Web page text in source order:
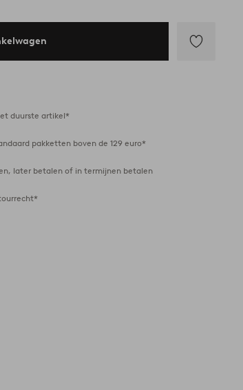
duurste artikel*
pakketten boven de 129 euro*
later betalen of in termijnen betalen